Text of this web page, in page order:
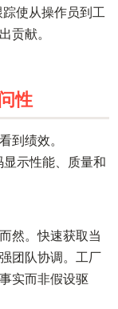
踪使从操作员到工
贡献。
性
到绩效。
显示性能、质量和
然。快速获取当
团队协调。工厂
实而非假设驱